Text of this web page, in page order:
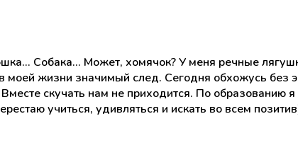
Собака... Может, хомячок? У меня речные
жизни значимый след. Сегодня обхожусь без
скучать нам не приходится. По образованию я
учиться, удивляться и искать во всем